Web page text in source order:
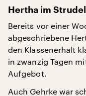
Hertha im Strudel
Bereits vor einer
abgeschriebene
den Klassenerhalt
in zwanzig Tagen
Aufgebot.
Auch Gehrke war